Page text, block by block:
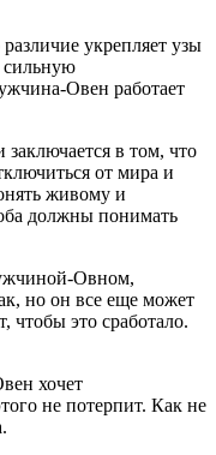
укрепляет узы
Овен работает
в том, что
от мира и
живому и
должны понимать
Овном,
но он все еще может
чтобы это сработало.
хочет
не потерпит. Как не